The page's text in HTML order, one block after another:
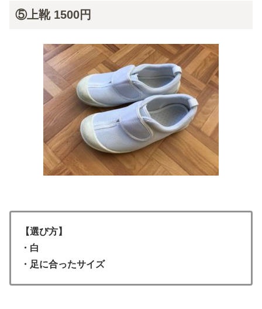
⑤上靴 1500円
【選び方】
・白
・足に合ったサイズ